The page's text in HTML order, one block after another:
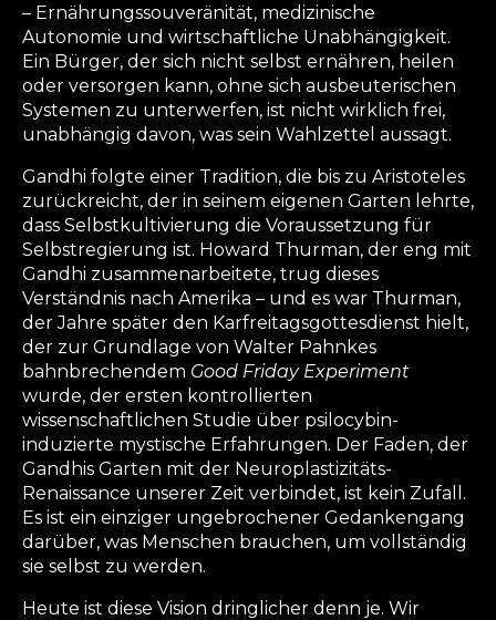
– Ernährungssouveränität, medizinische
Autonomie und wirtschaftliche Unabhängigkeit.
Ein Bürger, der sich nicht selbst ernähren, heilen
oder versorgen kann, ohne sich ausbeuterischen
Systemen zu unterwerfen, ist nicht wirklich frei,
unabhängig davon, was sein Wahlzettel aussagt.
Gandhi folgte einer Tradition, die bis zu Aristoteles
zurückreicht, der in seinem eigenen Garten lehrte,
dass Selbstkultivierung die Voraussetzung für
Selbstregierung ist. Howard Thurman, der eng mit
Gandhi zusammenarbeitete, trug dieses
Verständnis nach Amerika – und es war Thurman,
der Jahre später den Karfreitagsgottesdienst hielt,
der zur Grundlage von Walter Pahnkes
bahnbrechendem Good Friday Experiment
wurde, der ersten kontrollierten
wissenschaftlichen Studie über psilocybin-
induzierte mystische Erfahrungen. Der Faden, der
Gandhis Garten mit der Neuroplastizitäts-
Renaissance unserer Zeit verbindet, ist kein Zufall.
Es ist ein einziger ungebrochener Gedankengang
darüber, was Menschen brauchen, um vollständig
sie selbst zu werden.
Heute ist diese Vision dringlicher denn je. Wir